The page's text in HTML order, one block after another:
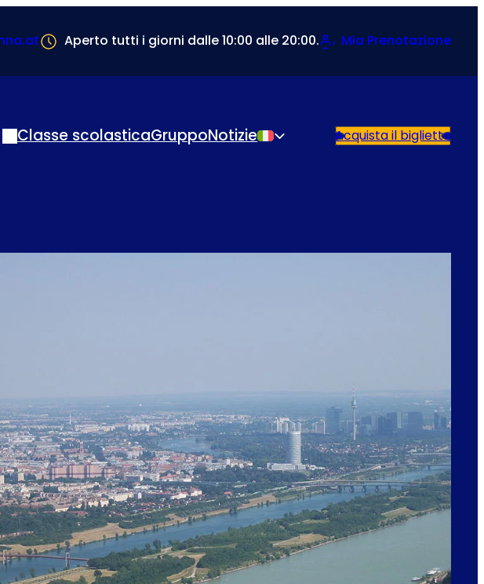
Aperto tutti i giorni dalle 10:00 alle 20:00. Mia Prenotazione
Classe scolasticaGruppoNotizieItaliano Acquista il biglietto